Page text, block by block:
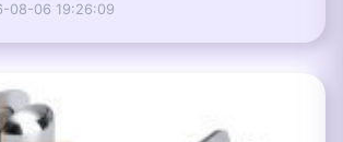
08-06 19:26:09